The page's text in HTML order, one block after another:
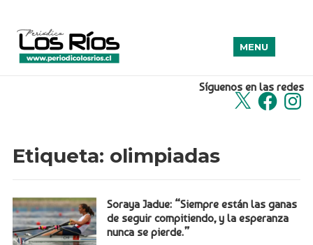
Síguenos en las redes
X Facebook
MENU
Etiqueta: olimpiadas
Soraya Jadue: “Siempre están las ganas
de seguir compitiendo, y la esperanza
nunca se pierde.”